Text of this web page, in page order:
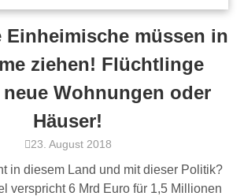
Einheimische müssen in
ziehen! Flüchtlinge
Wohnungen oder
Häuser!
23. August 2018
in diesem Land und mit dieser Politik?
verspricht 6 Mrd Euro für 1,5 Millionen